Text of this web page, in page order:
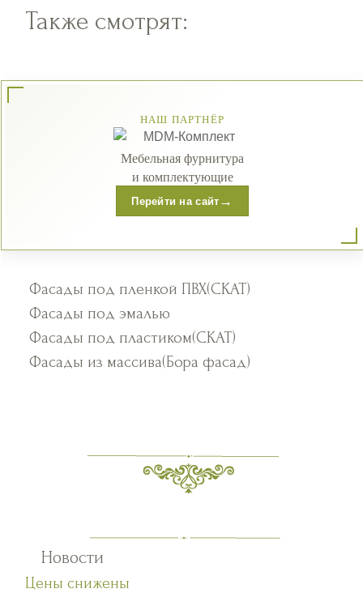
Также смотрят:
НАШ ПАРТНЁР
Мебельная фурнитура
и комплектующие
Перейти на сайт →
Фасады под пленкой ПВХ(СКАТ)
Фасады под эмалью
Фасады под пластиком(СКАТ)
Фасады из массива(Бора фасад)
Новости
Цены снижены